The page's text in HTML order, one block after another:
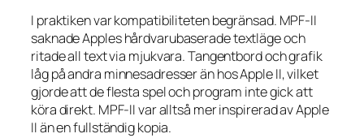
I praktiken var kompatibiliteten begränsad. MPF-II
saknade Apples hårdvarubaserade textläge och
ritade all text via mjukvara. Tangentbord och grafik
låg på andra minnesadresser än hos Apple II, vilket
gjorde att de flesta spel och program inte gick att
köra direkt. MPF-II var alltså mer inspirerad av Apple
II än en fullständig kopia.